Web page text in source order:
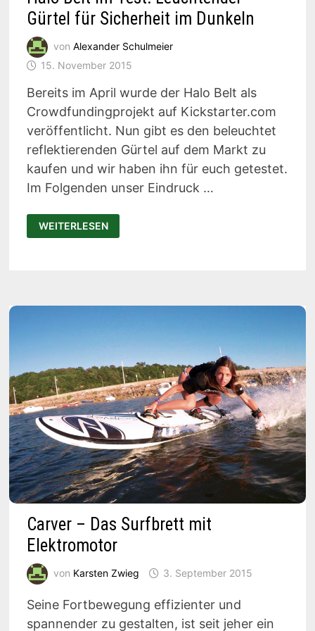
Gürtel für Sicherheit im Dunkeln
von Alexander Schulmeier
15. November 2015
Bereits im April wurde der Halo Belt als
Crowdfundingprojekt auf Kickstarter.com
veröffentlicht. Nun gibt es den beleuchtet
reflektierenden Gürtel auf dem Markt zu
kaufen und wir haben ihn für euch getestet.
Im Folgenden unser Eindruck …
HALO
BELT
IM
DUNKELN
WEITERLESEN
Carver – Das Surfbrett mit
Elektromotor
von Karsten Zwieg 3. September 2015
Seine Fortbewegung effizienter und
spannender zu gestalten, ist seit jeher ein